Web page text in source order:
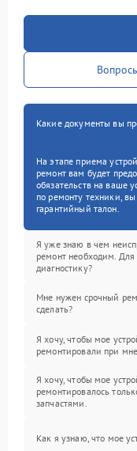
Какие документы вы
На этапе приема
ремонт вам будет
обязательств на ваше
по ремонту техники,
гарантийный талон.
Я уже знаю в чем
ремонт необходим. Для
диагностику?
Мне нужен срочный
сделать?
Я хочу, чтобы мое
ремонтировали при мне.
Я хочу, чтобы мое
ремонтировалось
запчастями.
Как я узнаю, что мое